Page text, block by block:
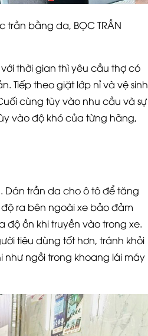
bằng da, BỌC TRẦN
thời gian thì yêu cầu thợ có
Tiếp theo giặt lớp nỉ và vệ sinh
cùng tùy vào nhu cầu và sự
vào độ khó của từng hãng,
Dán trần da cho ô tô để tăng
ra bên ngoài xe bảo đảm
độ ồn khi truyền vào trong xe.
tiêu dùng tốt hơn, tránh khỏi
ngồi trong khoang lái máy